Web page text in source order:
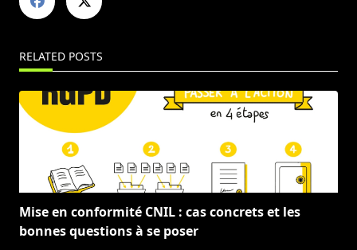
RELATED POSTS
Mise en conformité CNIL : cas concrets et les
bonnes questions à se poser